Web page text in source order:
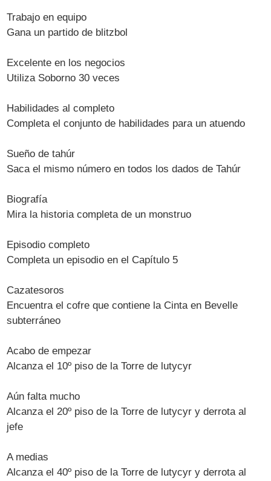
Trabajo en equipo
Gana un partido de blitzbol
Excelente en los negocios
Utiliza Soborno 30 veces
Habilidades al completo
Completa el conjunto de habilidades para un atuendo
Sueño de tahúr
Saca el mismo número en todos los dados de Tahúr
Biografía
Mira la historia completa de un monstruo
Episodio completo
Completa un episodio en el Capítulo 5
Cazatesoros
Encuentra el cofre que contiene la Cinta en Bevelle
subterráneo
Acabo de empezar
Alcanza el 10º piso de la Torre de lutycyr
Aún falta mucho
Alcanza el 20º piso de la Torre de lutycyr y derrota al
jefe
A medias
Alcanza el 40º piso de la Torre de lutycyr y derrota al